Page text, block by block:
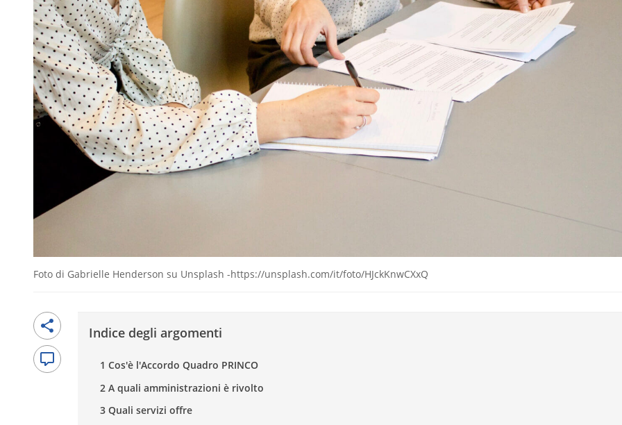
Foto di Gabrielle Henderson su Unsplash -https://unsplash.com/it/foto/HJckKnwCXxQ
Indice degli argomenti
1 Cos'è l'Accordo Quadro PRINCO
2 A quali amministrazioni è rivolto
3 Quali servizi offre